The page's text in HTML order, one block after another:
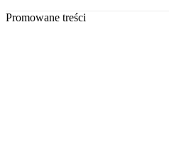
Promowane treści